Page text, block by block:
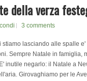
della verza
3 comments
stiamo lasciando alle spalle
Sempre Natale in famiglia,
inutile negarlo: il Natale a
Girovaghiamo per le